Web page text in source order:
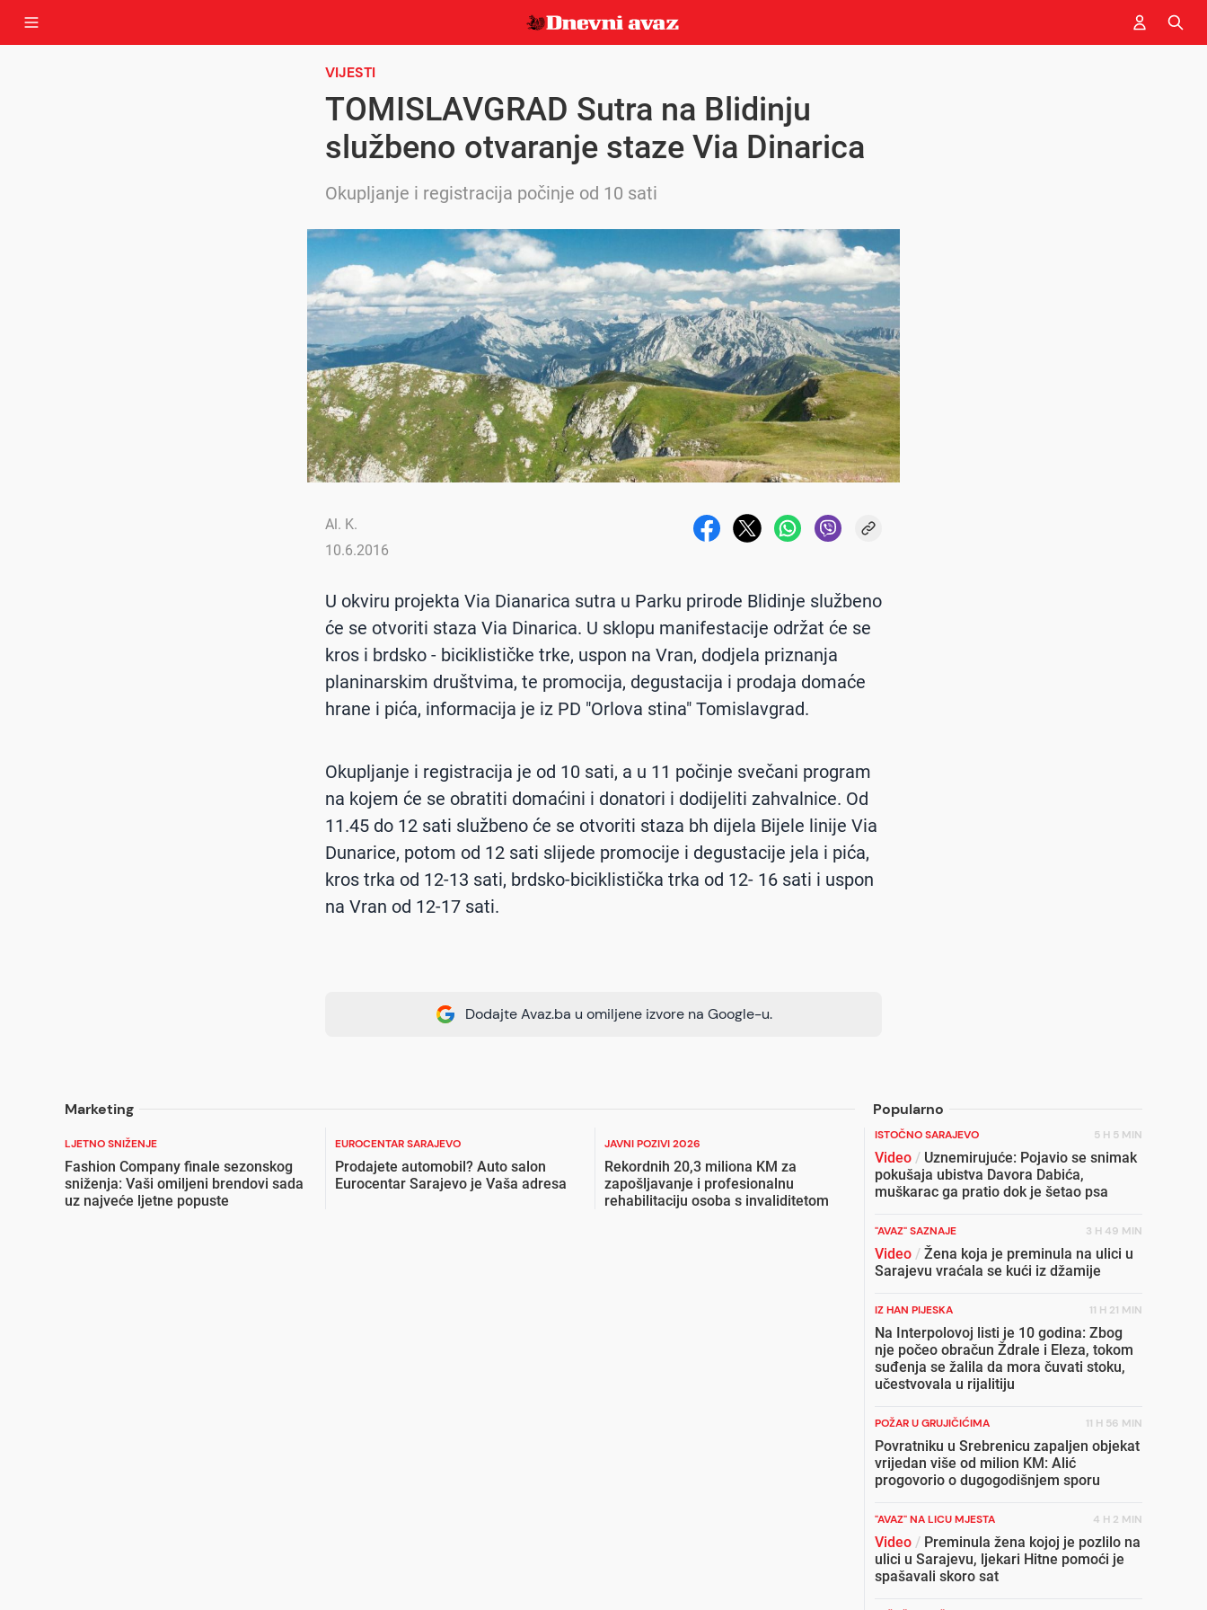
VIJESTI
TOMISLAVGRAD Sutra na Blidinju
službeno otvaranje staze Via Dinarica
Okupljanje i registracija počinje od 10 sati
Al. K.
10.6.2016
U okviru projekta Via Dianarica sutra u Parku prirode Blidinje službeno
će se otvoriti staza Via Dinarica. U sklopu manifestacije održat će se
kros i brdsko - biciklističke trke, uspon na Vran, dodjela priznanja
planinarskim društvima, te promocija, degustacija i prodaja domaće
hrane i pića, informacija je iz PD "Orlova stina" Tomislavgrad.
Okupljanje i registracija je od 10 sati, a u 11 počinje svečani program
na kojem će se obratiti domaćini i donatori i dodijeliti zahvalnice. Od
11.45 do 12 sati službeno će se otvoriti staza bh dijela Bijele linije Via
Dunarice, potom od 12 sati slijede promocije i degustacije jela i pića,
kros trka od 12-13 sati, brdsko-biciklistička trka od 12- 16 sati i uspon
na Vran od 12-17 sati.
Dodajte Avaz.ba u omiljene izvore na Google-u.
Marketing Popularno
LJETNO SNIŽENJE
Fashion Company finale sezonskog
sniženja: Vaši omiljeni brendovi sada
uz najveće ljetne popuste
EUROCENTAR SARAJEVO
Prodajete automobil? Auto salon
Eurocentar Sarajevo je Vaša adresa
JAVNI POZIVI 2026
Rekordnih 20,3 miliona KM za
zapošljavanje i profesionalnu
rehabilitaciju osoba s invaliditetom
ISTOČNO SARAJEVO 5 H 5 MIN
Video / Uznemirujuće: Pojavio se snimak
pokušaja ubistva Davora Dabića,
muškarac ga pratio dok je šetao psa
"AVAZ" SAZNAJE 3 H 49 MIN
Video / Žena koja je preminula na ulici u
Sarajevu vraćala se kući iz džamije
IZ HAN PIJESKA 11 H 21 MIN
Na Interpolovoj listi je 10 godina: Zbog
nje počeo obračun Ždrale i Eleza, tokom
suđenja se žalila da mora čuvati stoku,
učestvovala u rijalitiju
POŽAR U GRUJIČIĆIMA 11 H 56 MIN
Povratniku u Srebrenicu zapaljen objekat
vrijedan više od milion KM: Alić
progovorio o dugogodišnjem sporu
"AVAZ" NA LICU MJESTA 4 H 2 MIN
Video / Preminula žena kojoj je pozlilo na
ulici u Sarajevu, ljekari Hitne pomoći je
spašavali skoro sat